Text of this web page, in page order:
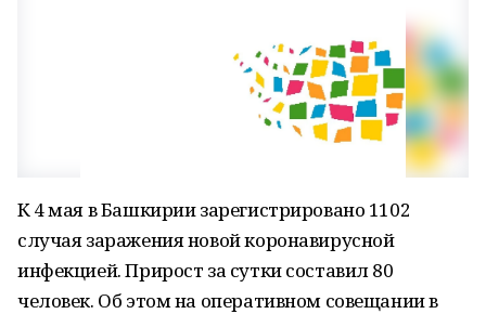
К 4 мая в Башкирии зарегистрировано 1102
случая заражения новой коронавирусной
инфекцией. Прирост за сутки составил 80
человек. Об этом на оперативном совещании в